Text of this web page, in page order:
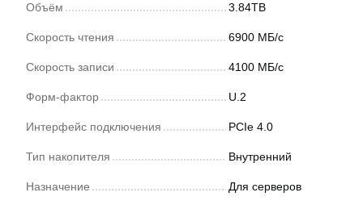
Объём 3.84TB
Скорость чтения 6900 МБ/с
Скорость записи 4100 МБ/с
Форм-фактор U.2
Интерфейс подключения PCIe 4.0
Тип накопителя Внутренний
Назначение Для серверов